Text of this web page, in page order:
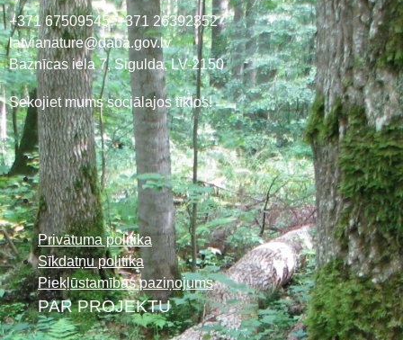
+371 67509545,+371 26392352
latvianature@daba.gov.lv
Baznīcas iela 7, Sigulda, LV-2150
Sekojiet mums sociālajos tīklos!
Privātuma politika
Sīkdatņu politika
Piekļūstamības paziņojums
PAR PROJEKTU